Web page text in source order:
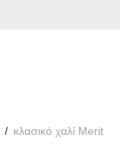
/ κλασικό χαλί Merit